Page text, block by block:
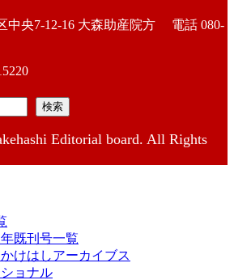
中央7-12-16 大森助産院方 電話 080-
検索
Editorial board. All Rights
年既刊号一覧
けはしアーカイブス
ョナル